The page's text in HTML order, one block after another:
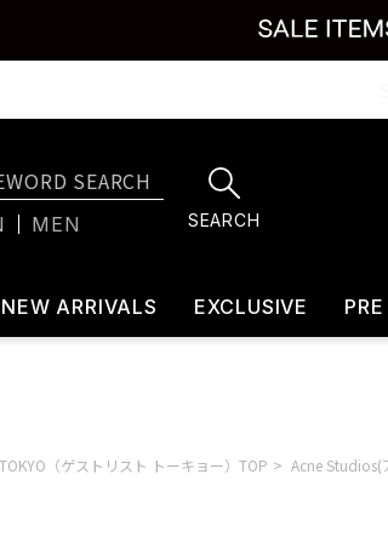
MEN SEARCH
NEW ARRIVALS EXCLUSIVE
（ゲストリスト トーキョー）TOP Acne Studios(